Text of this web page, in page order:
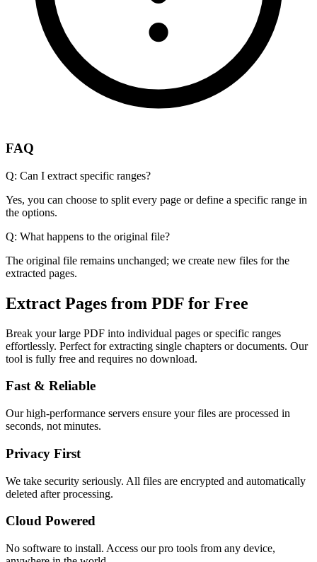
FAQ
Q: Can I extract specific ranges?
Yes, you can choose to split every page or define a specific range in
the options.
Q: What happens to the original file?
The original file remains unchanged; we create new files for the
extracted pages.
Extract Pages from PDF for Free
Break your large PDF into individual pages or specific ranges
effortlessly. Perfect for extracting single chapters or documents. Our
tool is fully free and requires no download.
Fast & Reliable
Our high-performance servers ensure your files are processed in
seconds, not minutes.
Privacy First
We take security seriously. All files are encrypted and automatically
deleted after processing.
Cloud Powered
No software to install. Access our pro tools from any device,